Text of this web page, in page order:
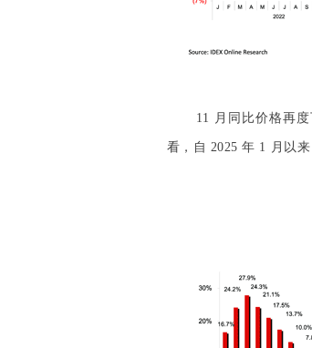
11 月同比价格再
看，自 2025 年 1 月以